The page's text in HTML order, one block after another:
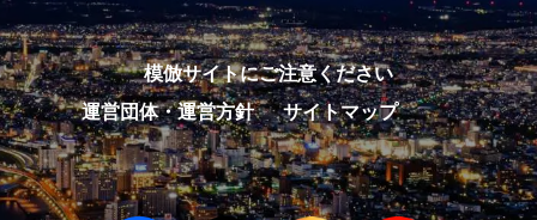
模倣サイトにご注意ください
運営団体・運営方針
サイトマップ